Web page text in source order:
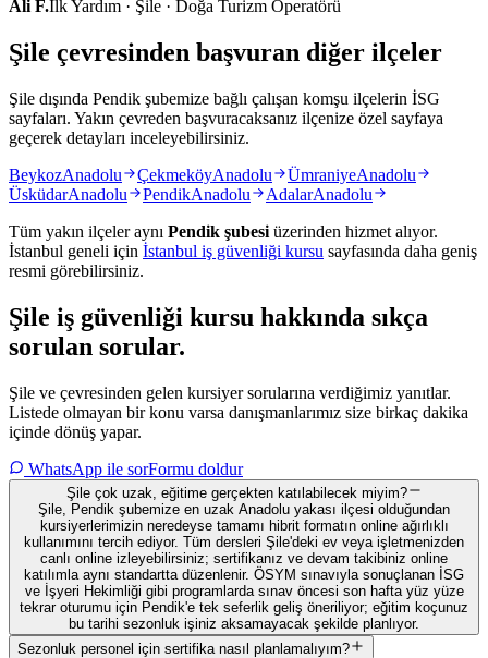
Ali F.İlk Yardım · Şile · Doğa Turizm Operatörü
Şile çevresinden başvuran diğer ilçeler
Şile dışında Pendik şubemize bağlı çalışan komşu ilçelerin İSG
sayfaları. Yakın çevreden başvuracaksanız ilçenize özel sayfaya
geçerek detayları inceleyebilirsiniz.
BeykozAnadolu ÇekmeköyAnadolu ÜmraniyeAnadolu
ÜsküdarAnadolu PendikAnadolu AdalarAnadolu
Tüm yakın ilçeler aynı Pendik şubesi üzerinden hizmet alıyor.
İstanbul geneli için İstanbul iş güvenliği kursu sayfasında daha geniş
resmi görebilirsiniz.
Şile iş güvenliği kursu hakkında sıkça
sorulan sorular.
Şile ve çevresinden gelen kursiyer sorularına verdiğimiz yanıtlar.
Listede olmayan bir konu varsa danışmanlarımız size birkaç dakika
içinde dönüş yapar.
WhatsApp ile sorFormu doldur
Şile çok uzak, eğitime gerçekten katılabilecek miyim?
Şile, Pendik şubemize en uzak Anadolu yakası ilçesi olduğundan
kursiyerlerimizin neredeyse tamamı hibrit formatın online ağırlıklı
kullanımını tercih ediyor. Tüm dersleri Şile'deki ev veya işletmenizden
canlı online izleyebilirsiniz; sertifikanız ve devam takibiniz online
katılımla aynı standartta düzenlenir. ÖSYM sınavıyla sonuçlanan İSG
ve İşyeri Hekimliği gibi programlarda sınav öncesi son hafta yüz yüze
tekrar oturumu için Pendik'e tek seferlik geliş öneriliyor; eğitim koçunuz
bu tarihi sezonluk işiniz aksamayacak şekilde planlıyor.
Sezonluk personel için sertifika nasıl planlamalıyım?